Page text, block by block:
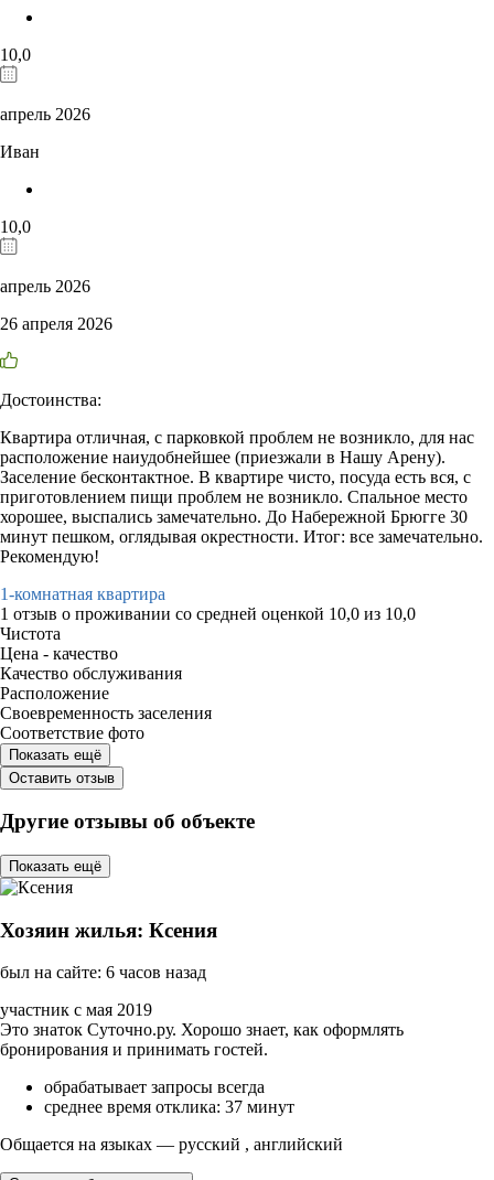
10,0
апрель 2026
Иван
10,0
апрель 2026
26 апреля 2026
Достоинства:
Квартира отличная, с парковкой проблем не возникло, для нас
расположение наиудобнейшее (приезжали в Нашу Арену).
Заселение бесконтактное. В квартире чисто, посуда есть вся, с
приготовлением пищи проблем не возникло. Спальное место
хорошее, выспались замечательно. До Набережной Брюгге 30
минут пешком, оглядывая окрестности. Итог: все замечательно.
Рекомендую!
1-комнатная квартира
1 отзыв о проживании со средней оценкой 10,0 из 10,0
Чистота
Цена - качество
Качество обслуживания
Расположение
Своевременность заселения
Соответствие фото
Показать ещё
Оставить отзыв
Другие отзывы об объекте
Показать ещё
Хозяин жилья: Ксения
был на сайте: 6 часов назад
участник с мая 2019
Это знаток Суточно.ру. Хорошо знает, как оформлять
бронирования и принимать гостей.
обрабатывает запросы всегда
среднее время отклика: 37 минут
Общается на языках — русский , английский